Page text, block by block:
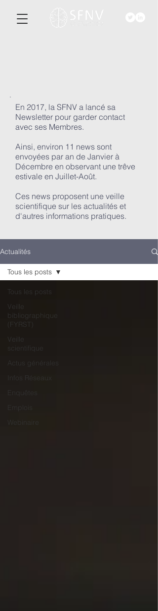
En 2017, la SFNV a lancé sa
Newsletter pour garder contact
avec ses Membres.
Ainsi, environ 11 news sont
envoyées par an de Janvier à
Décembre en observant une trêve
estivale en Juillet-Août.
Ces news proposent une veille
scientifique sur les actualités et
d'autres informations pratiques.
Actualités
Tous les posts
Veille
bibliographique
(FYRST)
Veille
scientifique
Actus générales
Infos Réseaux
Enquêtes
Emplois
Webinaire
Tous les posts